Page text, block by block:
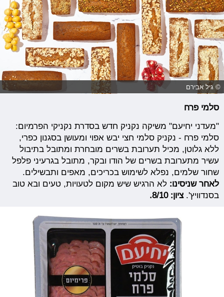
© גיל אבירם
סלמי פרח
"מעדני יחיעם" משיקה נקניק חדש בסדרת נקניקי הפרמיום:
סלמי פרח - נקניק סלמי חצי יבש אפוי ומעושן בסגנון כפרי,
ללא גלוטן, מכיל תערובת בשרים מובחרת ומתובל בתיבול
עשיר מתערובת בשרים של הודו ובקר, מתובל בגרעיני פלפל
שחור שלמים, נפלא לשימוש בכריכים, מאפים ותבשילים.
לאחר שניסינו: לא הרגיש שיש מקום לטעויות, טעים ובא טוב
בסנדוויץ'.ציון: 8/10.